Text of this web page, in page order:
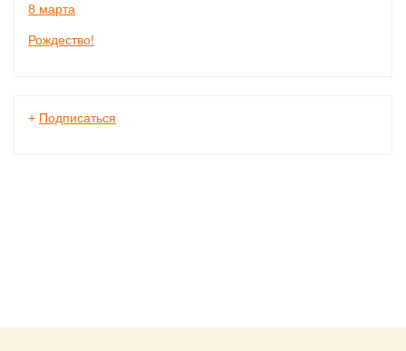
8 марта
Рождество!
+ Подписаться